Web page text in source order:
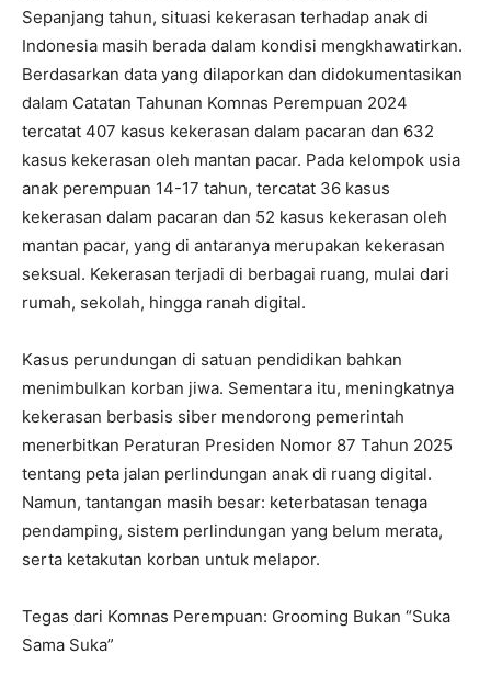
Sepanjang tahun, situasi kekerasan terhadap anak di
Indonesia masih berada dalam kondisi mengkhawatirkan.
Berdasarkan data yang dilaporkan dan didokumentasikan
dalam Catatan Tahunan Komnas Perempuan 2024
tercatat 407 kasus kekerasan dalam pacaran dan 632
kasus kekerasan oleh mantan pacar. Pada kelompok usia
anak perempuan 14-17 tahun, tercatat 36 kasus
kekerasan dalam pacaran dan 52 kasus kekerasan oleh
mantan pacar, yang di antaranya merupakan kekerasan
seksual. Kekerasan terjadi di berbagai ruang, mulai dari
rumah, sekolah, hingga ranah digital.
Kasus perundungan di satuan pendidikan bahkan
menimbulkan korban jiwa. Sementara itu, meningkatnya
kekerasan berbasis siber mendorong pemerintah
menerbitkan Peraturan Presiden Nomor 87 Tahun 2025
tentang peta jalan perlindungan anak di ruang digital.
Namun, tantangan masih besar: keterbatasan tenaga
pendamping, sistem perlindungan yang belum merata,
serta ketakutan korban untuk melapor.
Tegas dari Komnas Perempuan: Grooming Bukan “Suka
Sama Suka”